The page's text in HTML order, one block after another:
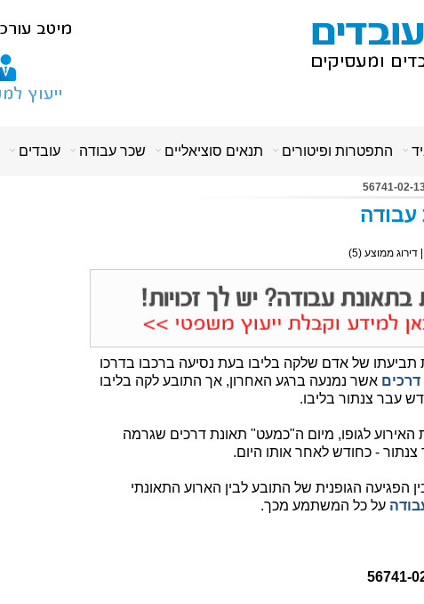
התפטרות ופיטורים תנאים סוציאליים שכר עבודה עובדים
| דירוג ממוצע (5
)
תביעתו של אדם שלקה בליבו בעת נסיעה ברכבו בדרכו
אשר נמנעה ברגע האחרון, אך התובע לקה בליבו
עבר צנתור בליבו.
האירוע לגופו, מיום ה"כמעט" תאונת דרכים שגרמה
- כחודש לאחר אותו היום.
הפגיעה הגופנית של התובע לבין הארוע התאונתי
על כל המשתמע מכך.